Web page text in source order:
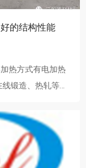
的结构性能
热方式有电加热
锻造、热轧等以